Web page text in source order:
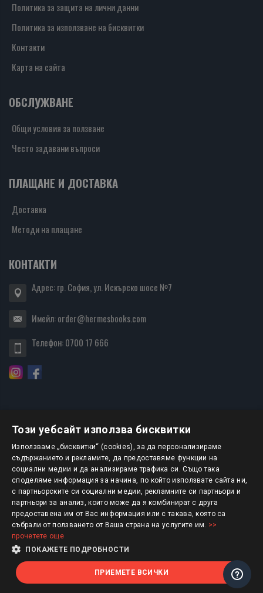
Политика за защита на лични данни
Политика за използване на бисквитки
Контакти
Карта на сайта
ОБСЛУЖВАНЕ
Общи условия за ползване
Често задавани въпроси
ПЛАЩАНЕ И ДОСТАВКА
Доставка
Методи на плащане
КОНТАКТИ
Адрес: гр. София, ул. Искърско шосе №7
Имейл:order@hermesbooks.com
Телефон:0700 17 666
БЮЛЕТИН
АБОНИРАНЕ
Авторско право © 2025 HERMESBOOKS.BG
1 EUR = 1.95583 BGN
Този уебсайт използва бисквитки
Използваме „бисквитки“ (cookies), за да персонализираме
съдържанието и рекламите, да предоставяме функции на
социални медии и да анализираме трафика си. Също така
споделяме информация за начина, по който използвате сайта ни,
с партньорските си социални медии, рекламните си партньори и
партньори за анализ, които може да я комбинират с друга
предоставена им от Вас информация или с такава, която са
събрали от ползването от Ваша страна на услугите им. >>
прочетете още
ПОКАЖЕТЕ ПОДРОБНОСТИ
ПРИЕМЕТЕ ВСИЧКИ